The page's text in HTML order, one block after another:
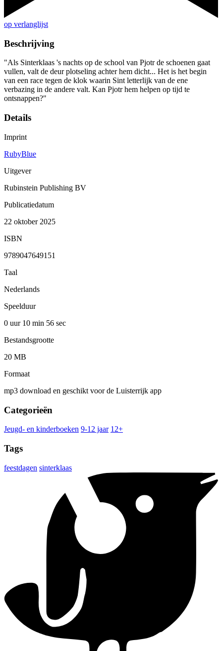
op verlanglijst
Beschrijving
"Als Sinterklaas 's nachts op de school van Pjotr de schoenen gaat
vullen, valt de deur plotseling achter hem dicht... Het is het begin
van een race tegen de klok waarin Sint letterlijk van de ene
verbazing in de andere valt. Kan Pjotr hem helpen op tijd te
ontsnappen?"
Details
Imprint
RubyBlue
Uitgever
Rubinstein Publishing BV
Publicatiedatum
22 oktober 2025
ISBN
9789047649151
Taal
Nederlands
Speelduur
0 uur 10 min 56 sec
Bestandsgrootte
20 MB
Formaat
mp3 download en geschikt voor de Luisterrijk app
Categorieën
Jeugd- en kinderboeken 9-12 jaar 12+
Tags
feestdagen sinterklaas